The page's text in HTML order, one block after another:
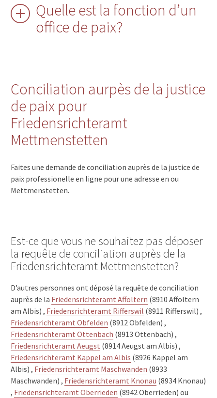
Quelle est la fonction d’un
office de paix?
Conciliation aurpès de la justice
de paix pour
Friedensrichteramt
Mettmenstetten
Faites une demande de conciliation auprès de la justice de
paix professionelle en ligne pour une adresse en ou
Mettmenstetten.
Est-ce que vous ne souhaitez pas déposer
la requête de conciliation auprès de la
Friedensrichteramt Mettmenstetten?
D’autres personnes ont déposé la requête de conciliation
auprès de la Friedensrichteramt Affoltern (8910 Affoltern
am Albis) , Friedensrichteramt Rifferswil (8911 Rifferswil) ,
Friedensrichteramt Obfelden (8912 Obfelden) ,
Friedensrichteramt Ottenbach (8913 Ottenbach) ,
Friedensrichteramt Aeugst (8914 Aeugst am Albis) ,
Friedensrichteramt Kappel am Albis (8926 Kappel am
Albis) , Friedensrichteramt Maschwanden (8933
Maschwanden) , Friedensrichteramt Knonau (8934 Knonau)
, Friedensrichteramt Oberrieden (8942 Oberrieden) ou